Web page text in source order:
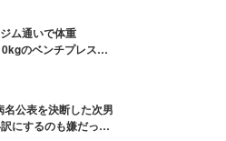
ム通いで体重
のベンチプレス持
響
名公表を決断した次男
にするのも嫌だっ